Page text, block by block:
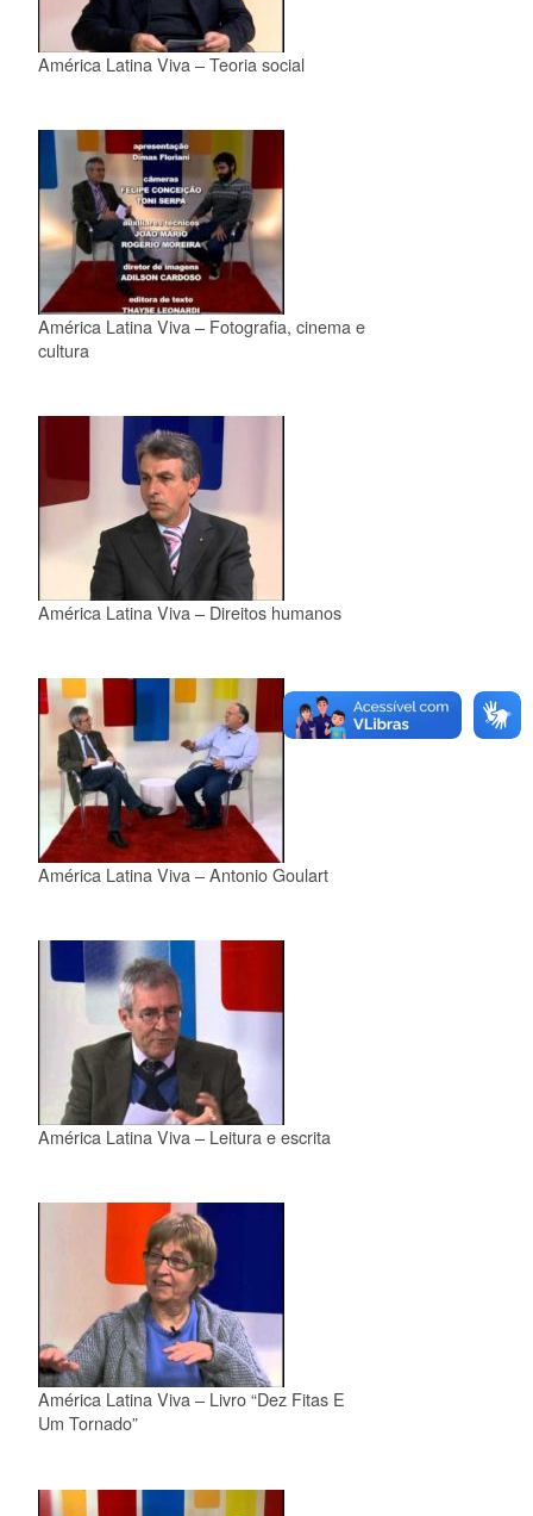
América Latina Viva – Teoria social
América Latina Viva – Fotografia, cinema e
cultura
América Latina Viva – Direitos humanos
América Latina Viva – Antonio Goulart
América Latina Viva – Leitura e escrita
América Latina Viva – Livro “Dez Fitas E
Um Tornado”